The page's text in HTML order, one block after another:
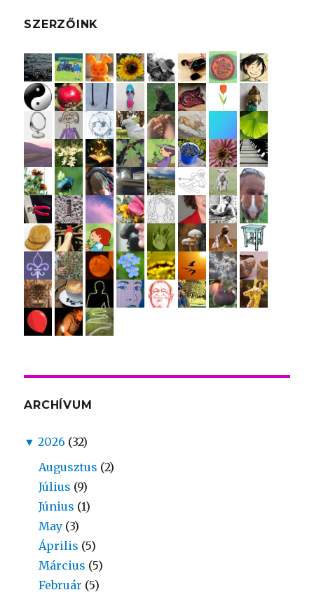
SZERZŐINK
ARCHÍVUM
▼ 2026 (32)
Augusztus (2)
Július (9)
Június (1)
May (3)
Április (5)
Március (5)
Február (5)